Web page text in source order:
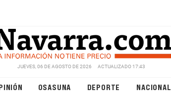
JUEVES, 06 DE AGOSTO DE 2026 ACTUALIZADO 17:43
OSASUNA DEPORTE NACIONAL